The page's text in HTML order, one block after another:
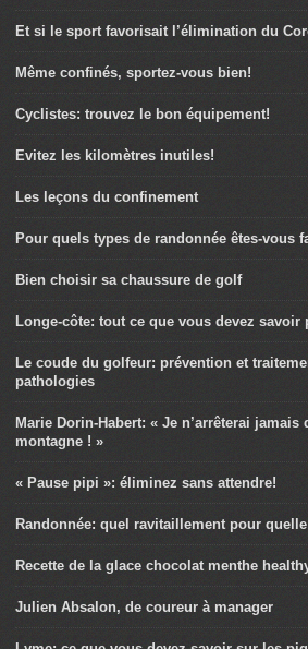
Et si le sport favorisait l’élimination du
Même confinés, sportez-vous bien!
Cyclistes: trouvez le bon équipement!
Evitez les kilomètres inutiles!
Les leçons du confinement
Pour quels types de randonnée êtes-vous
Bien choisir sa chaussure de golf
Longe-côte: tout ce que vous devez savoir
Le coude du golfeur: prévention et
pathologies
Marie Dorin-Habert: « Je n’arrêterai jamais
montagne ! »
« Pause pipi »: éliminez sans attendre!
Randonnée: quel ravitaillement pour
Recette de la glace chocolat menthe
Julien Absalon, de coureur à manager